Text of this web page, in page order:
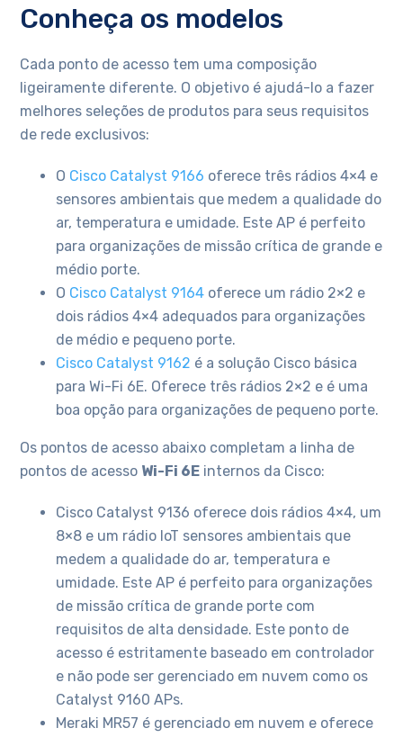
Conheça os modelos
Cada ponto de acesso tem uma composição
ligeiramente diferente. O objetivo é ajudá-lo a fazer
melhores seleções de produtos para seus requisitos
de rede exclusivos:
O Cisco Catalyst 9166 oferece três rádios 4×4 e
sensores ambientais que medem a qualidade do
ar, temperatura e umidade. Este AP é perfeito
para organizações de missão crítica de grande e
médio porte.
O Cisco Catalyst 9164 oferece um rádio 2×2 e
dois rádios 4×4 adequados para organizações
de médio e pequeno porte.
Cisco Catalyst 9162 é a solução Cisco básica
para Wi-Fi 6E. Oferece três rádios 2×2 e é uma
boa opção para organizações de pequeno porte.
Os pontos de acesso abaixo completam a linha de
pontos de acesso Wi-Fi 6E internos da Cisco:
Cisco Catalyst 9136 oferece dois rádios 4×4, um
8×8 e um rádio IoT sensores ambientais que
medem a qualidade do ar, temperatura e
umidade. Este AP é perfeito para organizações
de missão crítica de grande porte com
requisitos de alta densidade. Este ponto de
acesso é estritamente baseado em controlador
e não pode ser gerenciado em nuvem como os
Catalyst 9160 APs.
Meraki MR57 é gerenciado em nuvem e oferece